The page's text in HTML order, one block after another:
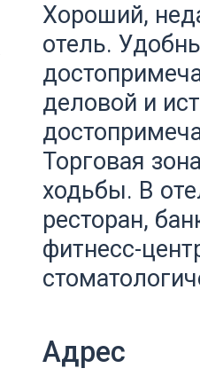
Хороший,
отель.
деловой и
Торговая
ходьбы. В
ресторан,
фитнесс-
Адрес